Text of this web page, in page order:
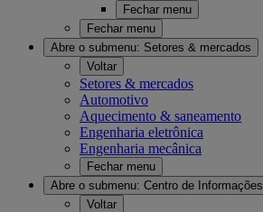
Fechar menu
Fechar menu
Abre o submenu: Setores & mercados
Voltar
Setores & mercados
Automotivo
Aquecimento & saneamento
Engenharia eletrônica
Engenharia mecânica
Fechar menu
Abre o submenu: Centro de Informações
Voltar